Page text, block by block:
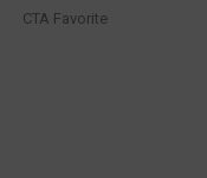
CTA Favorite